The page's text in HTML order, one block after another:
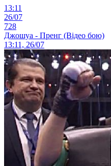
13:11
26/07
728
Джошуа - Пренг (Відео бою)
13:11, 26/07